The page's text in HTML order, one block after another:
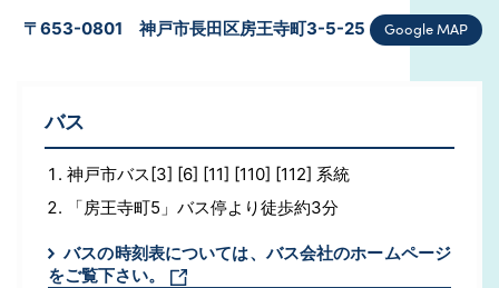
〒653-0801 神戸市長田区房王寺町3-5-25 Google MAP
バス
神戸市バス[3] [6] [11] [110] [112] 系統
「房王寺町5」バス停より徒歩約3分
バスの時刻表については、バス会社のホームページ
をご覧下さい。